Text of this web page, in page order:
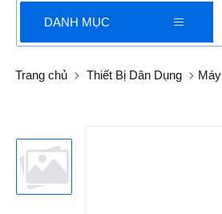
DANH MỤC
Trang chủ Thiết Bị Dân Dụng